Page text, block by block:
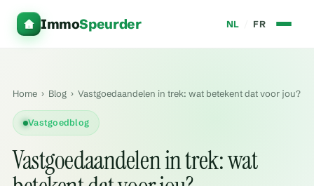
ImmoSpeurder NL FR
Home › Blog › Vastgoedaandelen in trek: wat betekent dat voor jou?
Vastgoedblog
Vastgoedaandelen in trek: wat